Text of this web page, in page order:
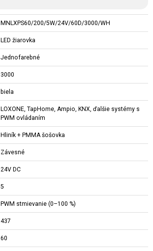
MNLXPS60/200/5W/24V/60D/3000/WH
LED žiarovka
Jednofarebné
3000
biela
LOXONE, TapHome, Ampio, KNX, ďalšie systémy s
PWM ovládaním
Hliník + PMMA šošovka
Závesné
24V DC
5
PWM stmievanie (0–100 %)
437
60